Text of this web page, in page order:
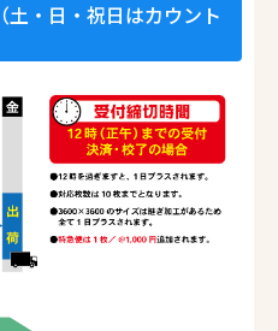
（土・日・祝日はカウント